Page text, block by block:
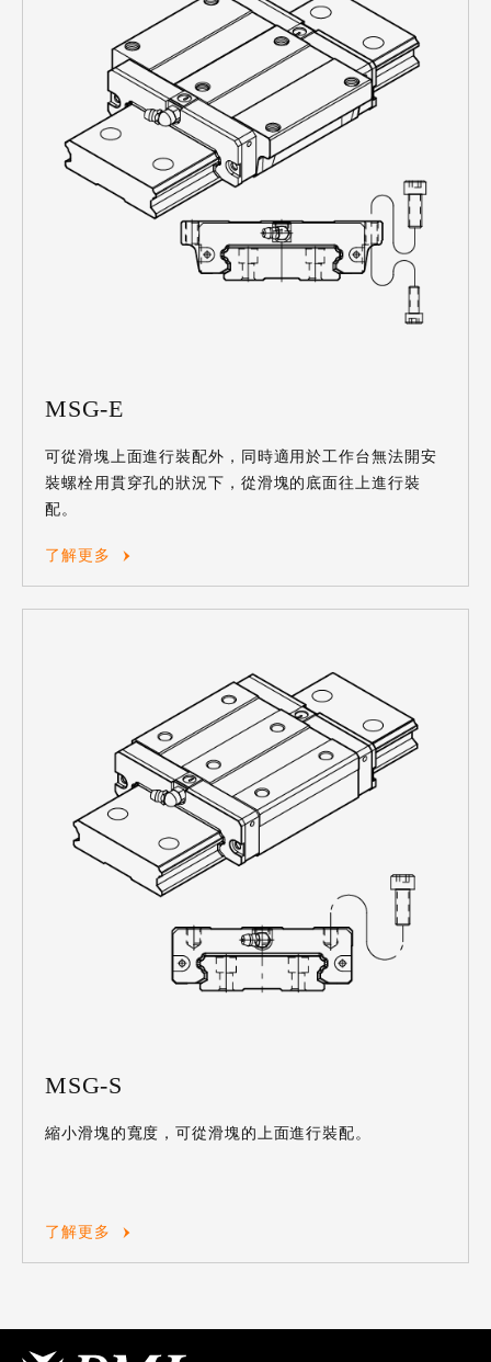
MSG-E
可從滑塊上面進行裝配外，同時適用於工作台無法開安
裝螺栓用貫穿孔的狀況下，從滑塊的底面往上進行裝
配。
了解更多
MSG-S
縮小滑塊的寬度，可從滑塊的上面進行裝配。
了解更多